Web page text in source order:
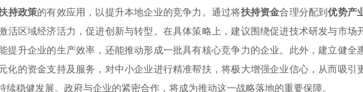
持政策的有效应用，以提升本地企业的竞争力。通过将扶持资金合理分配到优势产
活区域经济活力，促进创新与转型。在具体策略上，建议围绕促进技术研发与市场
提升企业的生产效率，还能推动形成一批具有核心竞争力的企业。此外，建立健全
化的资金支持及服务，对中小企业进行精准帮扶，将极大增强企业信心，从而吸引
续稳健发展。政府与企业的紧密合作，将成为推动这一战略落地的重要保障。